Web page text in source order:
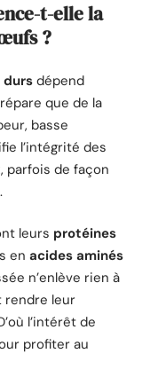
t-elle la
?
dépend
que de la
basse
l’intégrité des
, parfois de façon
leurs protéines
en acides aminés
n’enlève rien à
rendre leur
l’intérêt de
profiter au